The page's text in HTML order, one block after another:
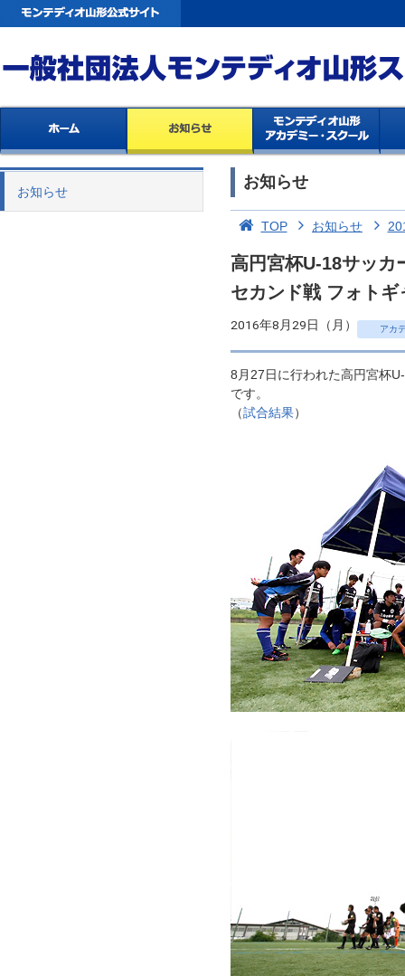
お知らせ
お知らせ
TOP お知らせ
高円宮杯U-18サッ
セカンド戦 フォトギ
2016年8月29日（月） アカ
8月27日に行われた高円宮杯
です。
（試合結果）